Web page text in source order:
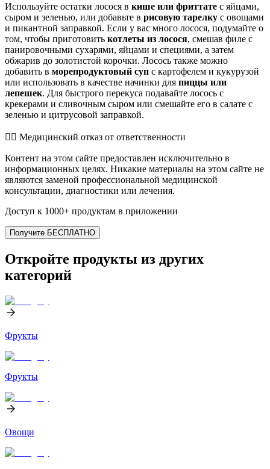
Используйте остатки лосося в кише или фриттате с яйцами,
сыром и зеленью, или добавьте в рисовую тарелку с овощами
и пикантной заправкой. Если у вас много лосося, подумайте о
том, чтобы приготовить котлеты из лосося, смешав филе с
панировочными сухарями, яйцами и специями, а затем
обжарив до золотистой корочки. Лосось также можно
добавить в морепродуктовый суп с картофелем и кукурузой
или использовать в качестве начинки для пиццы или
лепешек. Для быстрого перекуса подавайте лосось с
крекерами и сливочным сыром или смешайте его в салате с
зеленью и цитрусовой заправкой.
👨‍⚕️️ Медицинский отказ от ответственности
Контент на этом сайте предоставлен исключительно в
информационных целях. Никакие материалы на этом сайте не
являются заменой профессиональной медицинской
консультации, диагностики или лечения.
Доступ к 1000+ продуктам в приложении
Получите БЕСПЛАТНО
Откройте продукты из других
категорий
Фрукты
Фрукты
Овощи